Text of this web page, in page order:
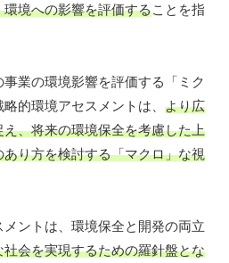
境への影響を評価することを指
業の環境影響を評価する「ミク
的環境アセスメントは、 より広
、将来の環境保全を考慮した上
り方を検討する「マクロ」な視
ントは、環境保全と開発の両立
社会を実現するための羅針盤とな